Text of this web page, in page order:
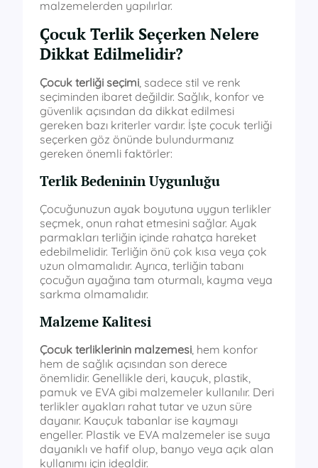
malzemelerden yapılırlar.
Çocuk Terlik Seçerken Nelere
Dikkat Edilmelidir?
Çocuk terliği seçimi , sadece stil ve renk
seçiminden ibaret değildir. Sağlık, konfor ve
güvenlik açısından da dikkat edilmesi
gereken bazı kriterler vardır. İşte çocuk terliği
seçerken göz önünde bulundurmanız
gereken önemli faktörler:
Terlik Bedeninin Uygunluğu
Çocuğunuzun ayak boyutuna uygun terlikler
seçmek, onun rahat etmesini sağlar. Ayak
parmakları terliğin içinde rahatça hareket
edebilmelidir. Terliğin önü çok kısa veya çok
uzun olmamalıdır. Ayrıca, terliğin tabanı
çocuğun ayağına tam oturmalı, kayma veya
sarkma olmamalıdır.
Malzeme Kalitesi
Çocuk terliklerinin malzemesi , hem konfor
hem de sağlık açısından son derece
önemlidir. Genellikle deri, kauçuk, plastik,
pamuk ve EVA gibi malzemeler kullanılır. Deri
terlikler ayakları rahat tutar ve uzun süre
dayanır. Kauçuk tabanlar ise kaymayı
engeller. Plastik ve EVA malzemeler ise suya
dayanıklı ve hafif olup, banyo veya açık alan
kullanımı için idealdir.